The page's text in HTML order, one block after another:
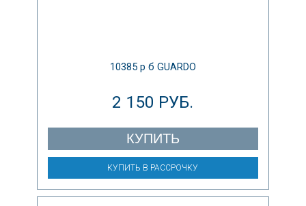
10385 р б GUARDO
2 150 РУБ.
КУПИТЬ
КУПИТЬ В РАССРОЧКУ